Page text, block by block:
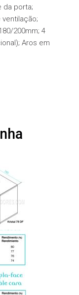
da porta;
200mm; 4
Aros em